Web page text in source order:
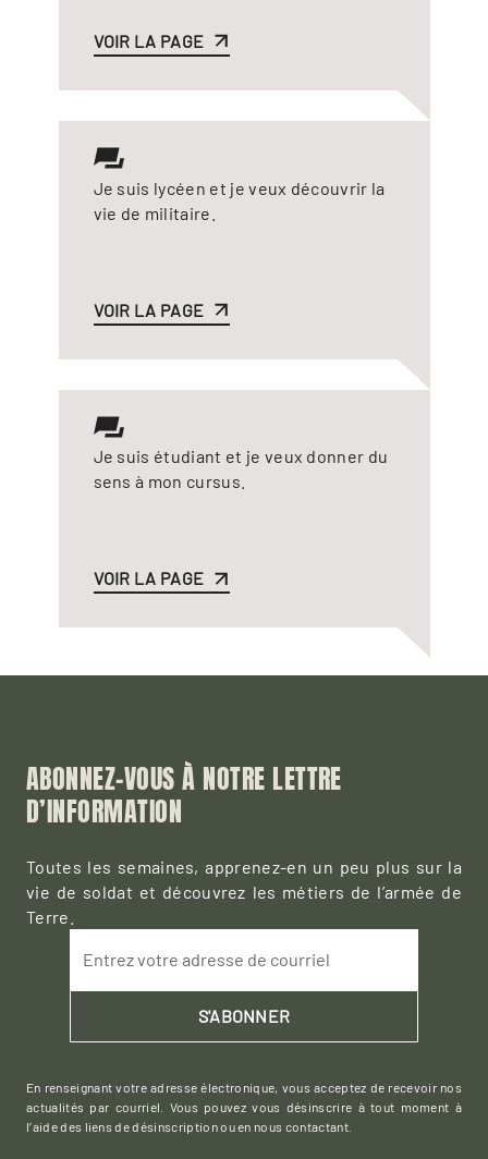
VOIR LA PAGE
Je suis lycéen et je veux découvrir la
vie de militaire.
VOIR LA PAGE
Je suis étudiant et je veux donner du
sens à mon cursus.
VOIR LA PAGE
ABONNEZ-VOUS À NOTRE LETTRE
D’INFORMATION
Toutes les semaines, apprenez-en un peu plus sur la
vie de soldat et découvrez les métiers de l’armée de
Terre.
Entrez votre adresse de courriel
S'ABONNER
En renseignant votre adresse électronique, vous acceptez de recevoir nos
actualités par courriel. Vous pouvez vous désinscrire à tout moment à
l’aide des liens de désinscription ou en nous contactant.